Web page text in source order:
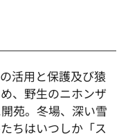
活用と保護及び猿
、野生のニホンザ
苑。冬場、深い雪
ちはいつしか「ス